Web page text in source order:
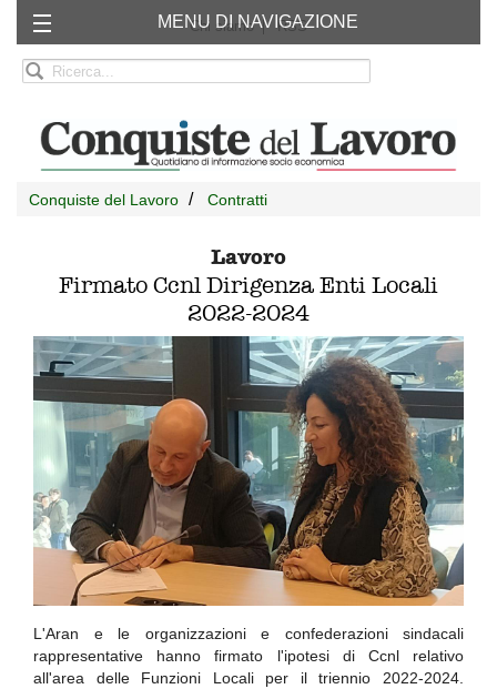
Chi siamo RSS
MENU DI NAVIGAZIONE
Conquiste del Lavoro Contratti
Lavoro
Firmato Ccnl Dirigenza Enti Locali
2022-2024
L'Aran e le organizzazioni e confederazioni sindacali
rappresentative hanno firmato l'ipotesi di Ccnl relativo
all'area delle Funzioni Locali per il triennio 2022-2024.